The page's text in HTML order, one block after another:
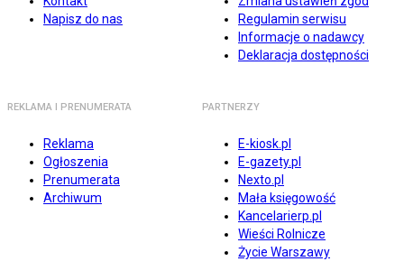
Napisz do nas
Regulamin serwisu
Informacje o nadawcy
Deklaracja dostępności
REKLAMA I PRENUMERATA
Reklama
Ogłoszenia
Prenumerata
Archiwum
PARTNERZY
E-kiosk.pl
E-gazety.pl
Nexto.pl
Mała księgowość
Kancelarierp.pl
Wieści Rolnicze
Życie Warszawy